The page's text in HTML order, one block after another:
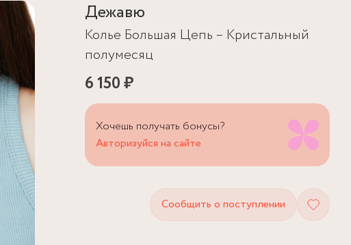
Дежавю
Колье Большая Цепь – Кристальный
полумесяц
6 150 ₽
Хочешь получать бонусы?
Авторизуйся на сайте
Сообщить о поступлении